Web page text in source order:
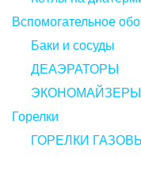
Вспомогательное
Баки и сосуды
ДЕАЭРАТОРЫ
Горелки
ГОРЕЛКИ